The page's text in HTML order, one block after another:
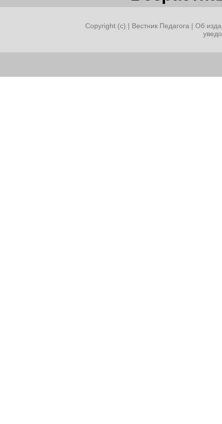
Copyright (c) | Вестник Педагога | Об